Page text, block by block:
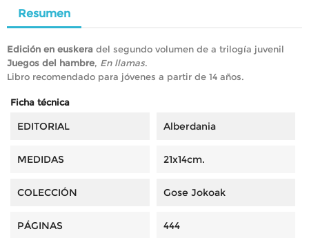
Resumen
Edición en euskera del segundo volumen de a trilogía juvenil
Juegos del hambre, En llamas.
Libro recomendado para jóvenes a partir de 14 años.
Ficha técnica
EDITORIAL Alberdania
MEDIDAS 21x14cm.
COLECCIÓN Gose Jokoak
PÁGINAS 444